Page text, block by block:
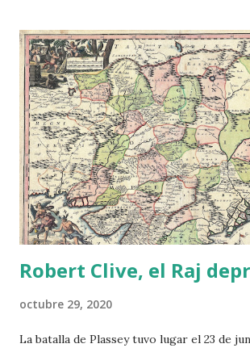
ortodoxo en medio de la nada, en el
centro, el Monasterio de Santa Catalina
Fotografía tomada desde la cima de Gebel
al noroeste. Matson Photo Service.
historiadora Judith Herrin en su obra
2007) da claves para entender los
monasterio. Se trata de una obra muy bien
en orden cronológico sino temático. La
permite u...
Robert Clive, el Raj
octubre 29, 2020
La batalla de Plassey tuvo lugar el 23 de